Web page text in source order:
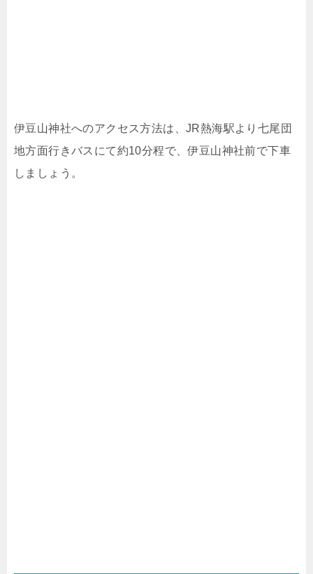
伊豆山神社へのアクセス方法は、JR熱海駅より七尾団
地方面行きバスにて約10分程で、伊豆山神社前で下車
しましょう。